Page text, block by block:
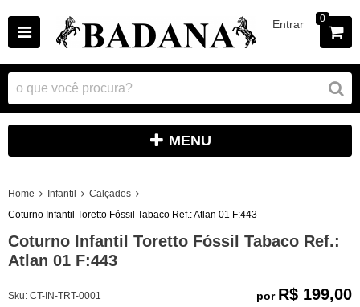
Entrar 0
MENU
Home Infantil
Calçados
Coturno Infantil Toretto Fóssil Tabaco Ref.: Atlan 01 F:443
Coturno Infantil Toretto Fóssil Tabaco Ref.:
Atlan 01 F:443
Sku: CT-IN-TRT-0001
por R$ 199,00